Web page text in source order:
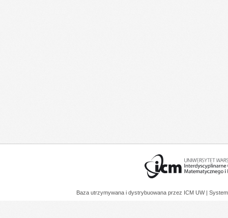
Baza utrzymywana i dystrybuowana przez ICM UW |